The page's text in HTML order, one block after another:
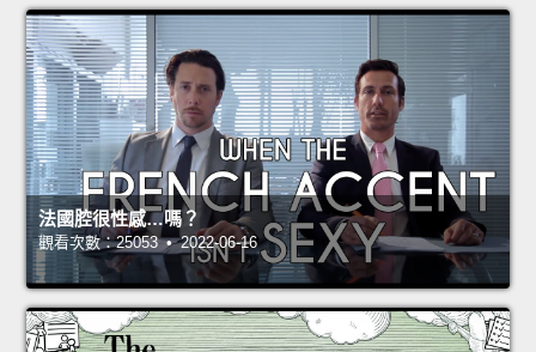
法國腔很性感…嗎？
觀看次數：25053 • 2022-06-16